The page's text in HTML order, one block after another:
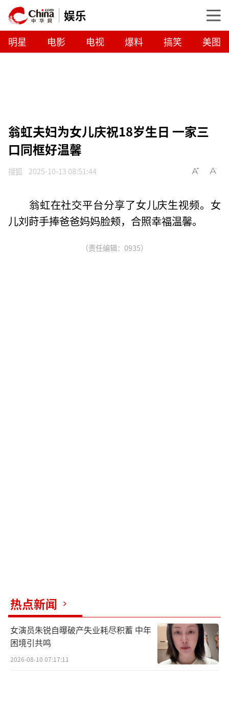
娱乐
明星 电影 电视 爆料 搞笑 美图
翁虹夫妇为女儿庆祝18岁生日 一家三
口同框好温馨
搜狐 2025-10-13 08:51:44
翁虹在社交平台分享了女儿庆生视频。女
儿刘莳手捧爸爸妈妈脸颊，合照幸福温馨。
（责任编辑：0935）
热点新闻
女演员朱锐自曝破产失业耗尽积蓄 中年
困境引共鸣
2026-08-10 07:17:11